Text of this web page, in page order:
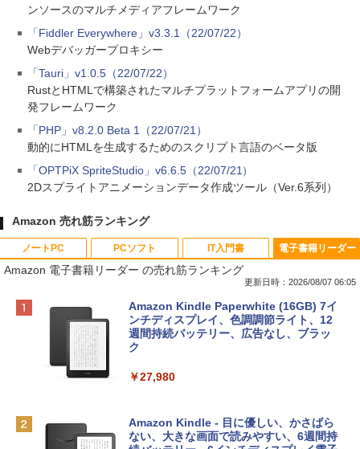
ンソースのマルチメディアフレームワーク
「Fiddler Everywhere」v3.3.1（22/07/22）
Webデバッガープロキシー
「Tauri」v1.0.5（22/07/22）
RustとHTMLで構築されたマルチプラットフォームアプリの開
発フレームワーク
「PHP」v8.2.0 Beta 1（22/07/21）
動的にHTMLを生成するためのスクリプト言語のベータ版
「OPTPiX SpriteStudio」v6.6.5（22/07/21）
2Dスプライトアニメーションデータ作成ツール（Ver.6系列）
Amazon 売れ筋ランキング
ノートPC
Apple 2026 MacBook Neo A18 Proチッ
プ搭載13インチノートブック：AIとAppl
e Intelligence、Liquid Retinaディスプ
レイ、8GBメモリ、512GB SSD、1080p
ィゴ + 3年延長 AppleCare+ for 13インチ
￥162,598
PCソフト
Robloxギフトカード - 800 Robux 【限
定バーチャルアイテムを含む】 【オンラ
インゲームコード】 ロブロックス | オン
ラインコード版
￥1,300
Microsoft Office Home & Business 202
4(最新 永続版)|オンラインコード版|Wind
IT入門書
生成AIパスポート公式テキスト 第４版
￥1,766
出す プロンプトの言葉 AI画像生成シリー
ズ (はぴーイラストLabo)
電子書籍リーダー
Amazon 電子書籍リーダー の売れ筋ランキング
更新日時：2026/08/07 06:05
Amazon Kindle Paperwhite (16GB) 7イ
ンチディスプレイ、色調調節ライト、12
週間持続バッテリー、広告なし、ブラッ
ク
￥27,980
Amazon Kindle - 目に優しい、かさばら
ない、大きな画面で読みやすい、6週間持